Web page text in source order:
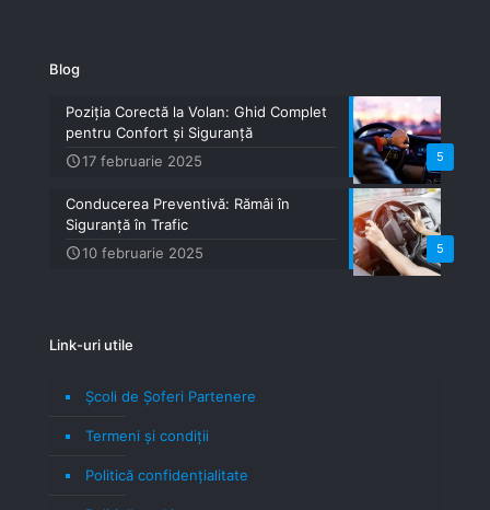
Blog
5
Poziția Corectă la Volan: Ghid Complet
pentru Confort și Siguranță
17 februarie 2025
5
Conducerea Preventivă: Rămâi în
Siguranță în Trafic
10 februarie 2025
Link-uri utile
Școli de Șoferi Partenere
Termeni şi condiţii
Politică confidenţialitate